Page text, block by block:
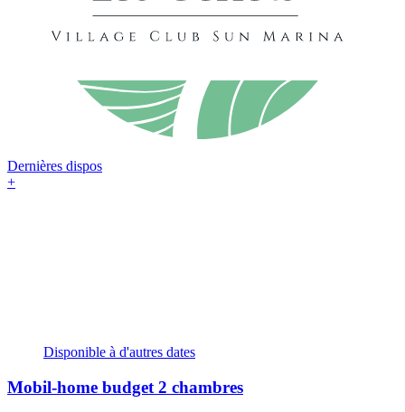
Dernières dispos
+
Disponible à d'autres dates
Mobil-home budget 2 chambres